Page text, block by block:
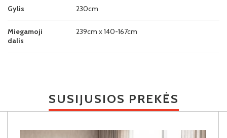
Gylis 230cm
Miegamoji
dalis
239cm x 140-167cm
SUSIJUSIOS PREKĖS